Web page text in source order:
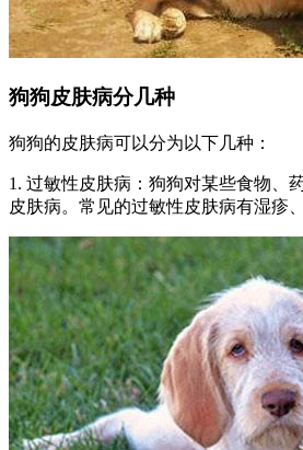
狗狗皮肤病分几种
狗狗的皮肤病可以分为以下几种：
1. 过敏性皮肤病：狗狗对某些食物、
皮肤病。常见的过敏性皮肤病有湿疹